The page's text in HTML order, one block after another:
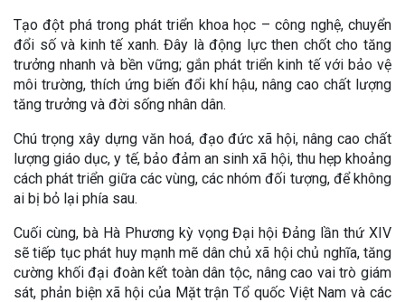
Tạo đột phá trong phát triển khoa học – công nghệ, chuyển
đổi số và kinh tế xanh. Đây là động lực then chốt cho tăng
trưởng nhanh và bền vững; gắn phát triển kinh tế với bảo vệ
môi trường, thích ứng biến đổi khí hậu, nâng cao chất lượng
tăng trưởng và đời sống nhân dân.
Chú trọng xây dựng văn hoá, đạo đức xã hội, nâng cao chất
lượng giáo dục, y tế, bảo đảm an sinh xã hội, thu hẹp khoảng
cách phát triển giữa các vùng, các nhóm đối tượng, để không
ai bị bỏ lại phía sau.
Cuối cùng, bà Hà Phương kỳ vọng Đại hội Đảng lần thứ XIV
sẽ tiếp tục phát huy mạnh mẽ dân chủ xã hội chủ nghĩa, tăng
cường khối đại đoàn kết toàn dân tộc, nâng cao vai trò giám
sát, phản biện xã hội của Mặt trận Tổ quốc Việt Nam và các